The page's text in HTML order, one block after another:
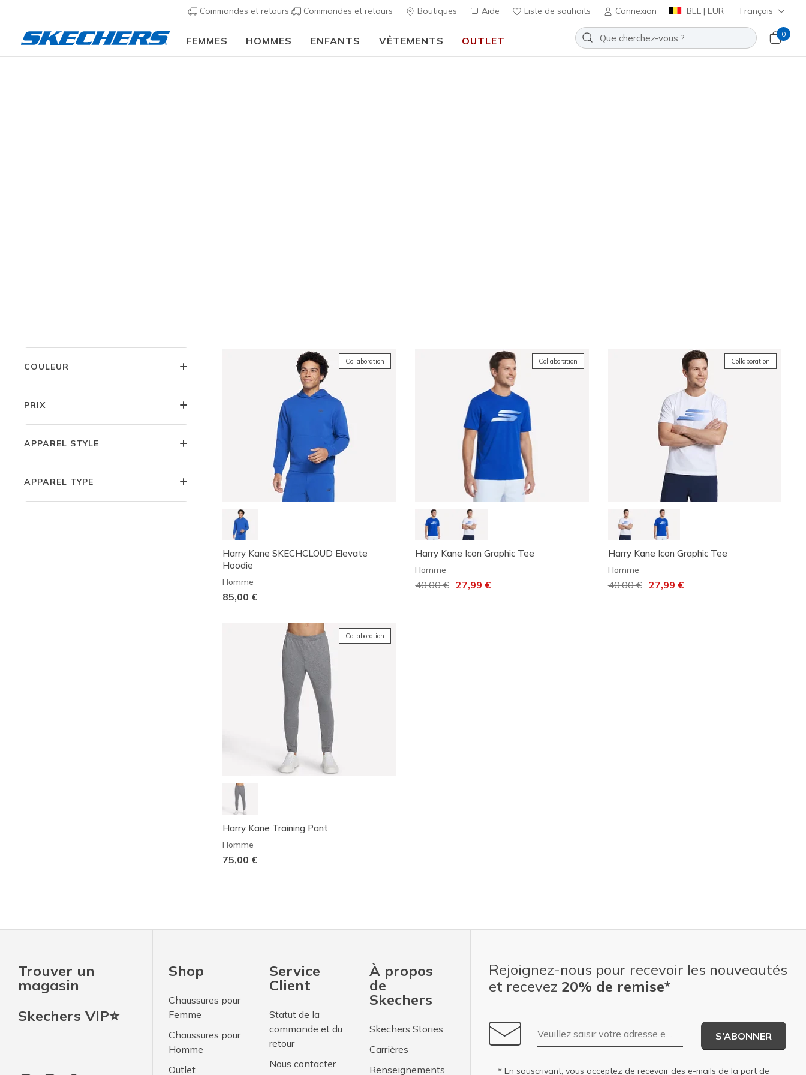
Commandes et retours Commandes et retours Boutiques Aide Liste de souhaits Connexion BEL | EUR Français
FEMMES HOMMES ENFANTS VÊTEMENTS OUTLET
0
COULEUR
PRIX
APPAREL STYLE
APPAREL TYPE
Collaboration
Harry Kane SKECHCLOUD Elevate
Hoodie
Homme
85,00 €
Collaboration
Harry Kane Icon Graphic Tee
Homme
Prix réduit de
40,00 €à 27,99 €
Collaboration
Harry Kane Icon Graphic Tee
Homme
Prix réduit de
40,00 €à 27,99 €
Collaboration
Harry Kane Training Pant
Homme
75,00 €
Trouver un
magasin
Skechers VIP⭐
Shop
Chaussures pour
Femme
Chaussures pour
Homme
Outlet
Service
Client
Statut de la
commande et du
retour
Nous contacter
À propos
de
Skechers
Skechers Stories
Carrières
Renseignements
Rejoignez-nous pour recevoir les nouveautés
et recevez 20% de remise*
Adresse e-mail
S’ABONNER
* En souscrivant, vous acceptez de recevoir des e-mails de la part de